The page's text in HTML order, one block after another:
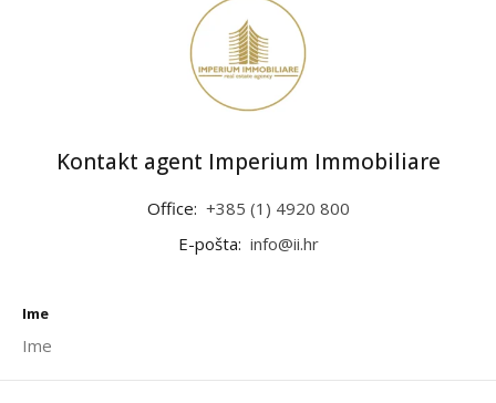
Kontakt agent Imperium Immobiliare
Office: +385 (1) 4920 800
E-pošta: info@ii.hr
Ime